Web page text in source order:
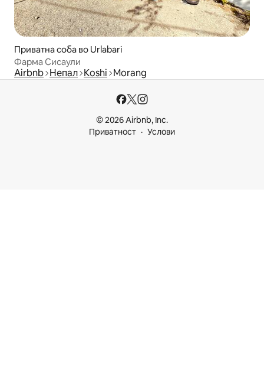
Приватна соба во Urlabari
Фарма Сисаули
Airbnb Непал Koshi Morang
© 2026 Airbnb, Inc.
Приватност
Услови